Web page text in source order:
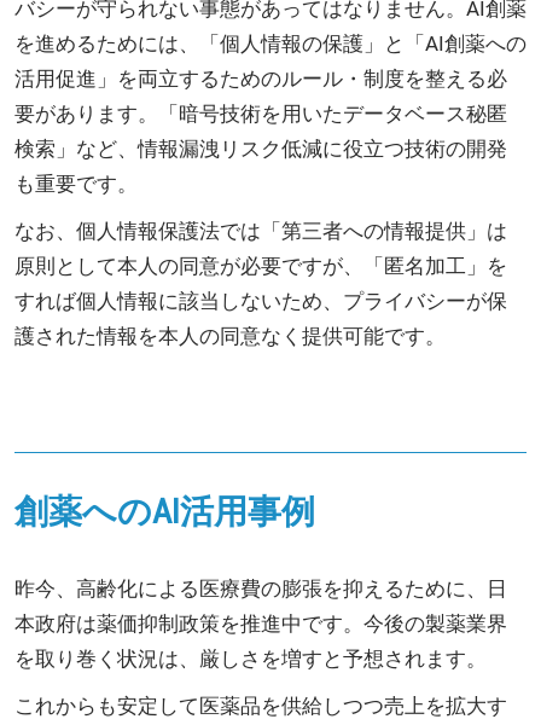
バシーが守られない事態があってはなりません。AI創薬
を進めるためには、「個人情報の保護」と「AI創薬への
活用促進」を両立するためのルール・制度を整える必
要があります。「暗号技術を用いたデータベース秘匿
検索」など、情報漏洩リスク低減に役立つ技術の開発
も重要です。
なお、個人情報保護法では「第三者への情報提供」は
原則として本人の同意が必要ですが、「匿名加工」を
すれば個人情報に該当しないため、プライバシーが保
護された情報を本人の同意なく提供可能です。
創薬へのAI活用事例
昨今、高齢化による医療費の膨張を抑えるために、日
本政府は薬価抑制政策を推進中です。今後の製薬業界
を取り巻く状況は、厳しさを増すと予想されます。
これからも安定して医薬品を供給しつつ売上を拡大す